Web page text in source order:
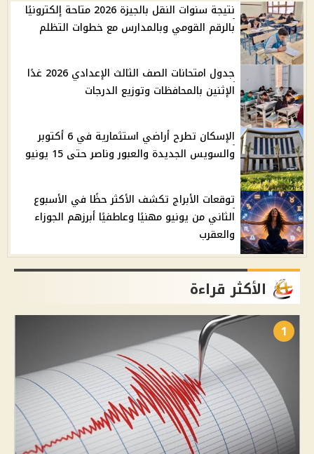
نتيجة سنوات النقل بالجيزة 2026 متاحة إلكترونيًا
بالرقم القومي وبالمدارس مع خطوات التظلم
جدول امتحانات الصف الثالث الإعدادي 2026 غدًا
الإثنين بالمحافظات وتوزيع الدرجات
الإسكان تطرح أراضي استثمارية في 6 أكتوبر
والسويس الجديدة والعبور وناصر حتى 15 يونيو
توقعات الأبراج تكشف الأكثر حظًا في الأسبوع
الثاني من يونيو مهنيًا وعاطفيًا أبرزهم الجوزاء
والعقرب
الأكثر قراءة
1